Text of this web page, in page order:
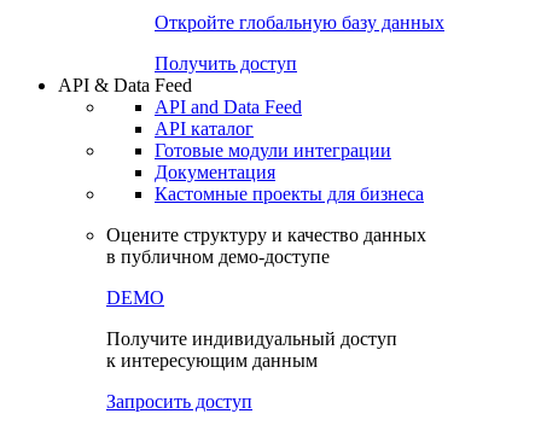
Откройте глобальную базу данных
Получить доступ
API & Data Feed
API and Data Feed
API каталог
Готовые модули интеграции
Документация
Кастомные проекты для бизнеса
Оцените структуру и качество данных
в публичном демо-доступе
DEMO
Получите индивидуальный доступ
к интересующим данным
Запросить доступ